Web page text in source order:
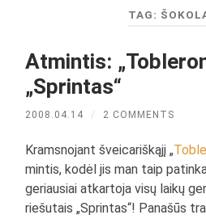
TAG:
Atmintis:
„Sprintas“
2008.04.14 / 2 COMMENTS
Kramsnojant šveicariškąjį „
mintis, kodėl jis man taip
geriausiai atkartoja visų laikų
riešutais „Sprintas“! Panašūs